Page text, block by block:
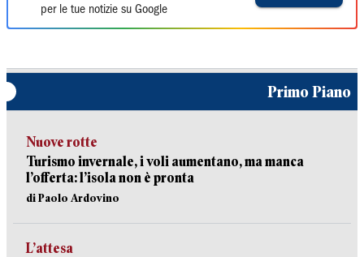
per le tue notizie su Google
Primo Piano
Nuove rotte
Turismo invernale, i voli aumentano, ma manca
l’offerta: l’isola non è pronta
di Paolo Ardovino
L’attesa